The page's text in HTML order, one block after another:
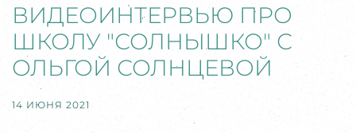
ВИДЕОИНТЕРВЬЮ ПРО
ШКОЛУ "СОЛНЫШКО" С
ОЛЬГОЙ СОЛНЦЕВОЙ
14 ИЮНЯ 2021